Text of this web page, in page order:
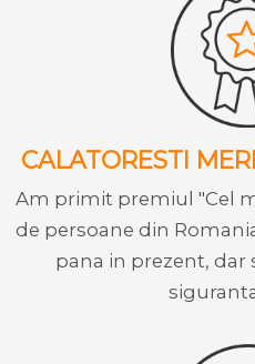
CALATORESTI
Am primit premiul "Cel
de persoane din
pana in prezent,